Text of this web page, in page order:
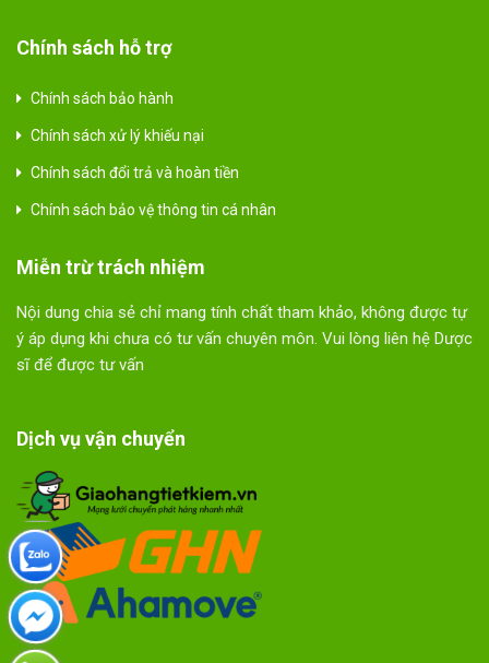
Chính sách hỗ trợ
Chính sách bảo hành
Chính sách xử lý khiếu nại
Chính sách đổi trả và hoàn tiền
Chính sách bảo vệ thông tin cá nhân
Miễn trừ trách nhiệm
Nội dung chia sẻ chỉ mang tính chất tham khảo, không được tự
ý áp dụng khi chưa có tư vấn chuyên môn. Vui lòng liên hệ Dược
sĩ để được tư vấn
Dịch vụ vận chuyển